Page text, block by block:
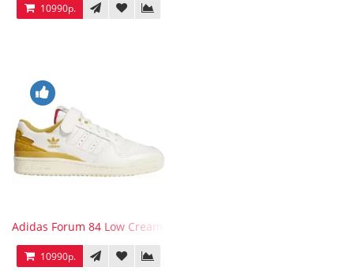
10990р.
Adidas Forum 84 Low Cream White Victory Gold
10990р.